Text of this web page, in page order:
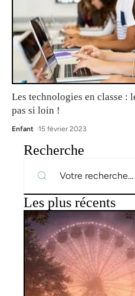
Les technologies en classe :
pas si loin !
Enfant 15 février 2023
Recherche
Les plus récents